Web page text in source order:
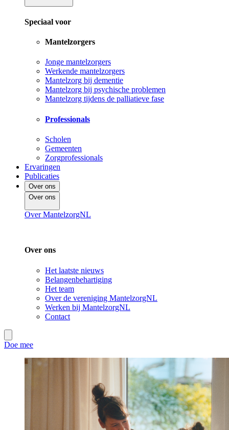
Speciaal voor
Mantelzorgers
Jonge mantelzorgers
Werkende mantelzorgers
Mantelzorg bij dementie
Mantelzorg bij psychische problemen
Mantelzorg tijdens de palliatieve fase
Professionals
Scholen
Gemeenten
Zorgprofessionals
Ervaringen
Publicaties
Over ons
Over ons
Over MantelzorgNL
Over ons
Het laatste nieuws
Belangenbehartiging
Het team
Over de vereniging MantelzorgNL
Werken bij MantelzorgNL
Contact
Doe mee